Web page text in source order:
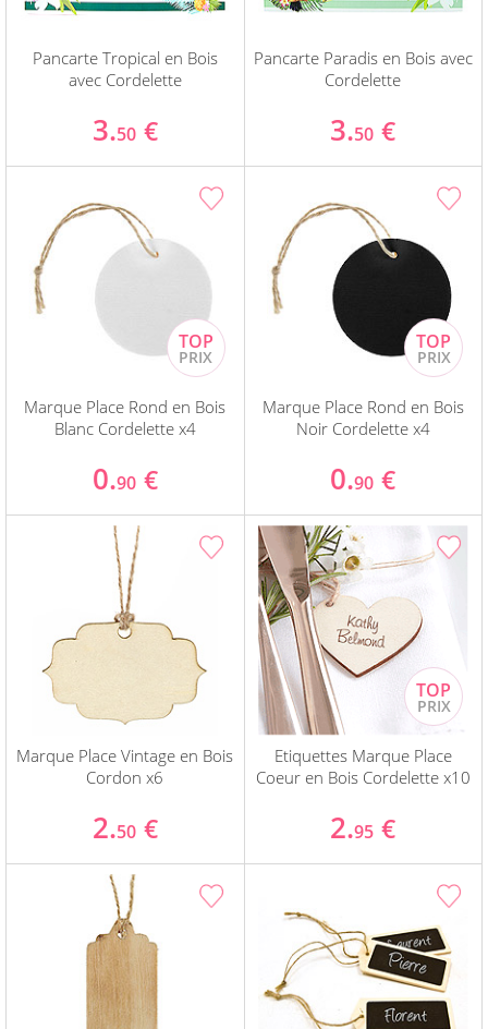
Pancarte Tropical en Bois
avec Cordelette
3.50 €
Pancarte Paradis en Bois avec
Cordelette
3.50 €
Marque Place Rond en Bois
Blanc Cordelette x4
0.90 €
Marque Place Rond en Bois
Noir Cordelette x4
0.90 €
Marque Place Vintage en Bois
Cordon x6
2.50 €
Etiquettes Marque Place
Coeur en Bois Cordelette x10
2.95 €